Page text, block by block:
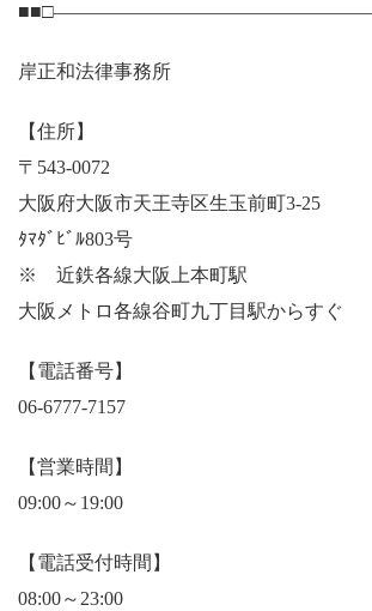
岸正和法律事務所
【住所】
〒543-0072
大阪府大阪市天王寺区生玉前町3-25
ﾀﾏﾀﾞﾋﾞﾙ803号
※ 近鉄各線大阪上本町駅
大阪メトロ各線谷町九丁目駅からすぐ
【電話番号】
06-6777-7157
【営業時間】
09:00～19:00
【電話受付時間】
08:00～23:00